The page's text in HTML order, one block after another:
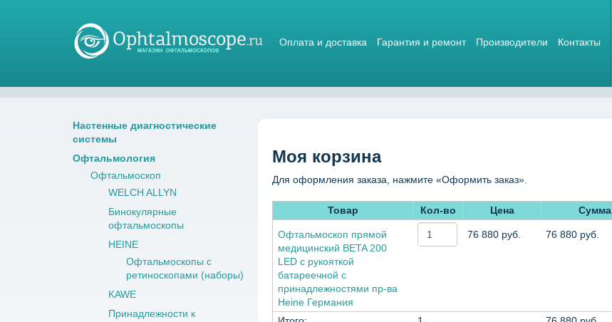
Оплата и доставка Гарантия и ремонт Производители Контакты
Настенные диагностические
системы
Офтальмология
Офтальмоскоп
WELCH ALLYN
Бинокулярные
офтальмоскопы
HEINE
Офтальмоскопы с
ретиноскопами (наборы)
KAWE
Принадлежности к
Моя корзина
Для оформления заказа, нажмите «Оформить заказ».
Товар Кол-во Цена Сумма
Офтальмоскоп прямой
медицинский BETA 200
LED с рукояткой
батареечной с
принадлежностями пр-ва
Heine Германия
76 880 руб. 76 880 руб.